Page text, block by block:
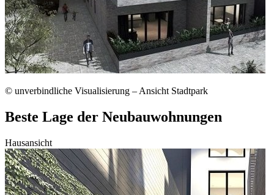
© unverbindliche Visualisierung – Ansicht Stadtpark
Beste Lage der Neubauwohnungen
Hausansicht